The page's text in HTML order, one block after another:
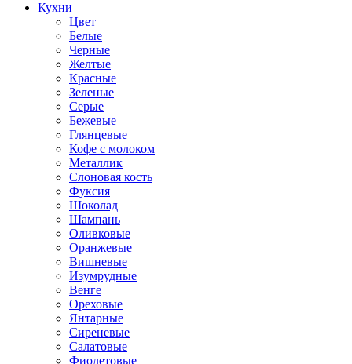
Кухни
Цвет
Белые
Черные
Желтые
Красные
Зеленые
Серые
Бежевые
Глянцевые
Кофе с молоком
Металлик
Слоновая кость
Фуксия
Шоколад
Шампань
Оливковые
Оранжевые
Вишневые
Изумрудные
Венге
Ореховые
Янтарные
Сиреневые
Салатовые
Фиолетовые